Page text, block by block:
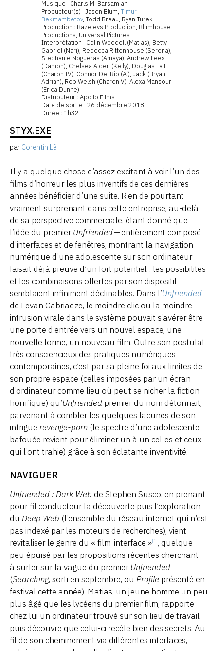
Musique : Charls M. Barsamian
Producteur(s) : Jason Blum, Timur
Bekmambetov, Todd Breau, Ryan Turek
Production : Bazelevs Production, Blumhouse
Productions, Universal Pictures
Interprétation : Colin Woodell (Matias), Betty
Gabriel (Nari), Rebecca Rittenhouse (Serena),
Stephanie Nogueras (Amaya), Andrew Lees
(Damon), Chelsea Alden (Kelly), Douglas Tait
(Charon IV), Connor Del Rio (Aj), Jack (Bryan
Adrian), Rob Welsh (Charon V), Alexa Mansour
(Erica Dunne)
Distributeur : Apollo Films
Date de sortie : 26 décembre 2018
Durée : 1h32
STYX.EXE
par Corentin Lê
Il y a quelque chose d’assez excitant à voir l’un des
films d’horreur les plus inventifs de ces dernières
années bénéficier d’une suite. Rien de pourtant
vraiment surprenant dans cette entreprise, au-delà
de sa perspective commerciale, étant donné que
l’idée du premierUnfriended— entièrement composé
d’interfaces et de fenêtres, montrant la navigation
numérique d’une adolescente sur son ordinateur —
faisait déjà preuve d’un fort potentiel : les possibilités
et les combinaisons offertes par son dispositif
semblaient infiniment déclinables. Dans l’Unfriended
de Levan Gabriadze, le moindre clic ou la moindre
intrusion virale dans le système pouvait s’avérer être
une porte d’entrée vers un nouvel espace, une
nouvelle forme, un nouveau film. Outre son postulat
très consciencieux des pratiques numériques
contemporaines, c’est par sa pleine foi aux limites de
son propre espace (celles imposées par un écran
d’ordinateur comme lieu où peut se nicher la fiction
horrifique) qu’Unfriended premier du nom détonnait,
parvenant à combler les quelques lacunes de son
intrigue revenge-porn (le spectre d’une adolescente
bafouée revient pour éliminer un à un celles et ceux
qui l’ont trahie) grâce à son éclatante inventivité.
NAVIGUER
Unfriended : Dark Web de Stephen Susco, en prenant
pour fil conducteur la découverte puis l’exploration
du Deep Web (l’ensemble du réseau internet qui n’est
pas indexé par les moteurs de recherches), vient
revitaliser le genre du « film-interface »[1], quelque
peu épuisé par les propositions récentes cherchant
à surfer sur la vague du premierUnfriended
(Searching, sorti en septembre, ou Profile présenté en
festival cette année). Matias, un jeune homme un peu
plus âgé que les lycéens du premier film, rapporte
chez lui un ordinateur trouvé sur son lieu de travail,
puis découvre que celui-ci recèle bien des secrets. Au
fil de son cheminement via différentes interfaces,